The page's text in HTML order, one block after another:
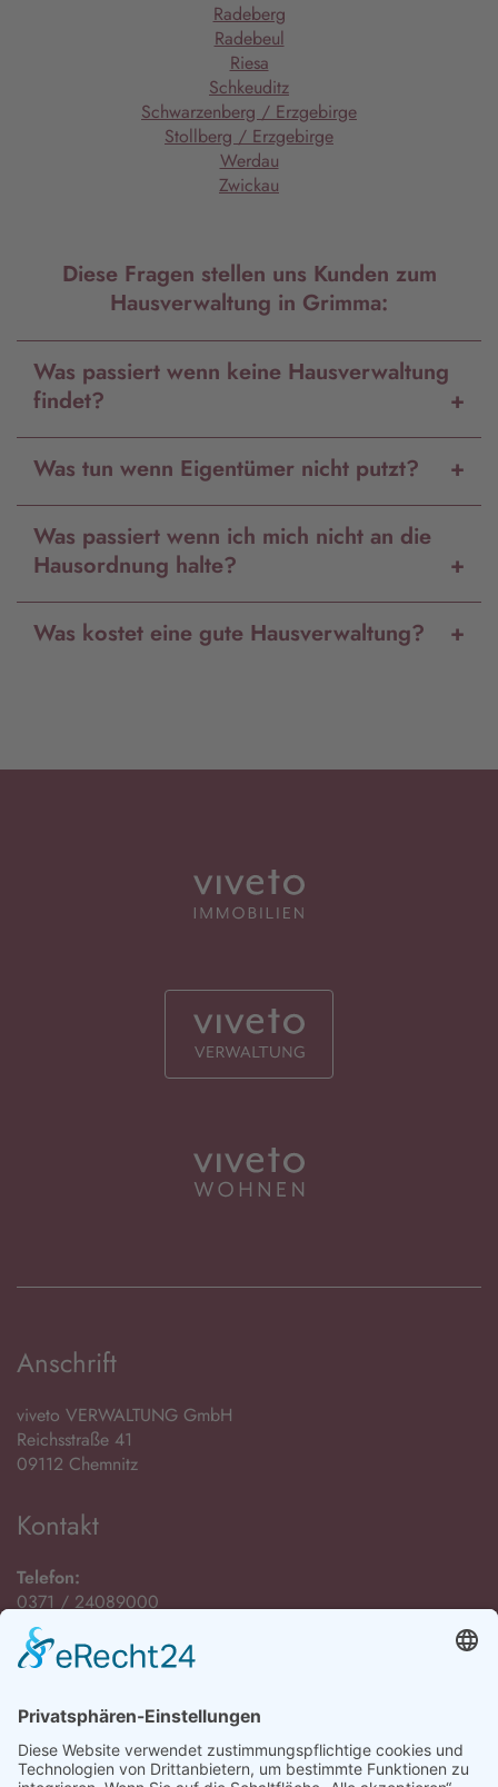
Radeberg
Radebeul
Riesa
Schkeuditz
Schwarzenberg / Erzgebirge
Stollberg / Erzgebirge
Werdau
Zwickau
Diese Fragen stellen uns Kunden zum
Hausverwaltung in Grimma:
Was passiert wenn keine Hausverwaltung
findet?
Was tun wenn Eigentümer nicht putzt?
Was passiert wenn ich mich nicht an die
Hausordnung halte?
Was kostet eine gute Hausverwaltung?
Anschrift
viveto VERWALTUNG GmbH
Reichsstraße 41
09112 Chemnitz
Kontakt
Telefon:
0371 / 24089000
E-Mail:
Öffnungszeiten